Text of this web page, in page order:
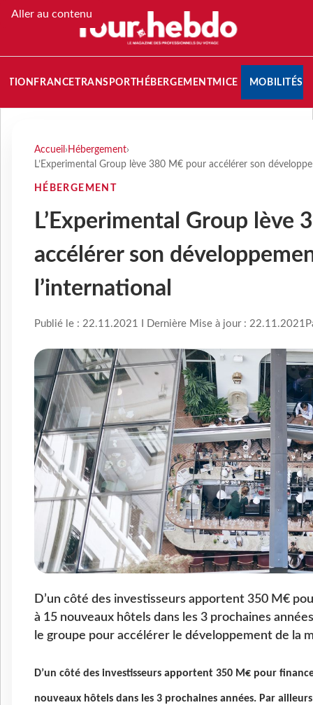
Aller au contenu
FRANCETRANSPORT HÉBERGEMENTMICE MOBILITÉS
Accueil › Hébergement›
L’Experimental Group lève 380 M€ pour accélérer son
HÉBERGEMENT
L’Experimental Group lève
accélérer son
l’international
Publié le : 22.11.2021 I Dernière Mise à jour : 22.11.2021
D’un côté des investisseurs apportent 350 M€
à 15 nouveaux hôtels dans les 3 prochaines
le groupe pour accélérer le développement de la
D’un côté des investisseurs apportent 350 M€ pour
nouveaux hôtels dans les 3 prochaines années. Par